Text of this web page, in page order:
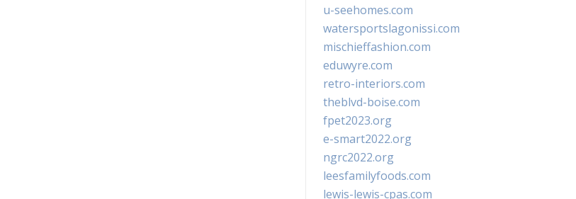
u-seehomes.com
watersportslagonissi.com
mischieffashion.com
eduwyre.com
retro-interiors.com
theblvd-boise.com
fpet2023.org
e-smart2022.org
ngrc2022.org
leesfamilyfoods.com
lewis-lewis-cpas.com